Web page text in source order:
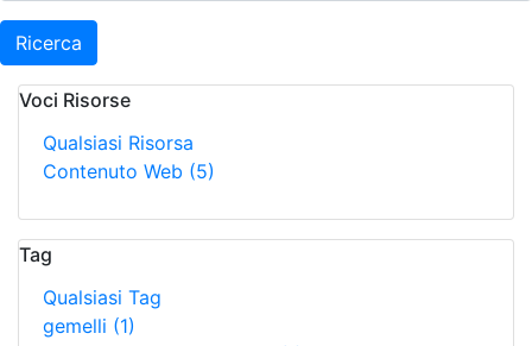
Ricerca
Voci Risorse
Qualsiasi Risorsa
Contenuto Web (5)
Tag
Qualsiasi Tag
gemelli (1)